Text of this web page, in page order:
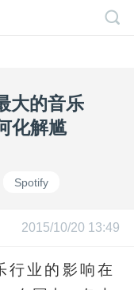
大的音乐
化解尴
Spotify
2015/10/20 13:49
行业的影响在